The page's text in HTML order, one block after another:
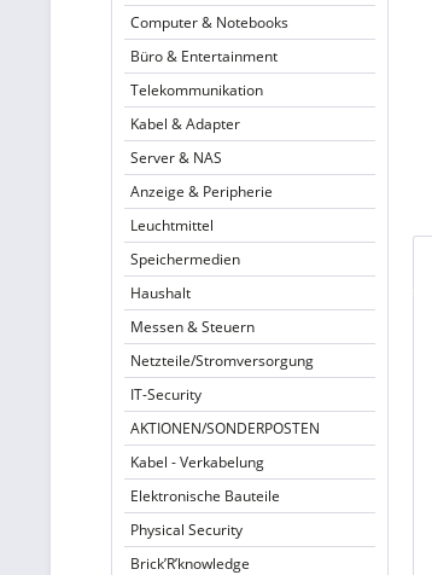
Computer & Notebooks
Büro & Entertainment
Telekommunikation
Kabel & Adapter
Server & NAS
Anzeige & Peripherie
Leuchtmittel
Speichermedien
Haushalt
Messen & Steuern
Netzteile/Stromversorgung
IT-Security
AKTIONEN/SONDERPOSTEN
Kabel - Verkabelung
Elektronische Bauteile
Physical Security
Brick’R’knowledge